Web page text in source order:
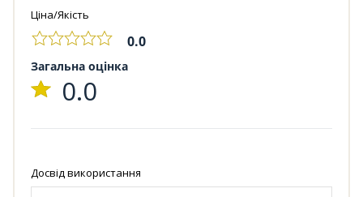
Ціна/Якість
0.0
Загальна оцінка
0.0
Досвід використання